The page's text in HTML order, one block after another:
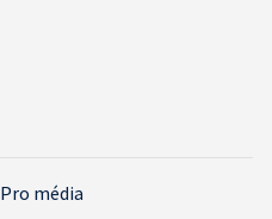
Pro média